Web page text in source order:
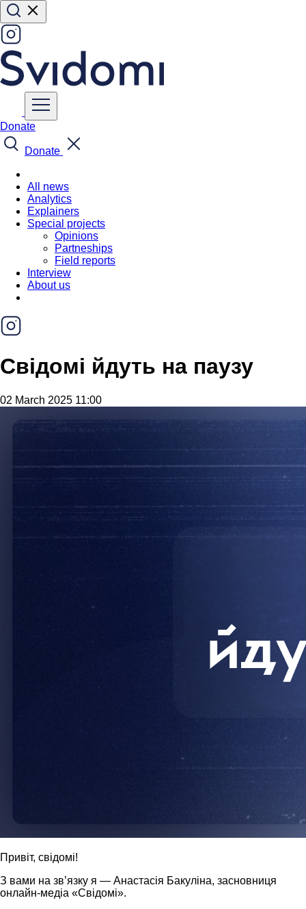
Donate
Donate
All news
Analytics
Explainers
Special projects
Opinions
Partneships
Field reports
Interview
About us
Свідомі йдуть на паузу
02 March 2025 11:00
Привіт, свідомі!
З вами на звʼязку я — Анастасія Бакуліна, засновниця
онлайн-медіа «Свідомі».